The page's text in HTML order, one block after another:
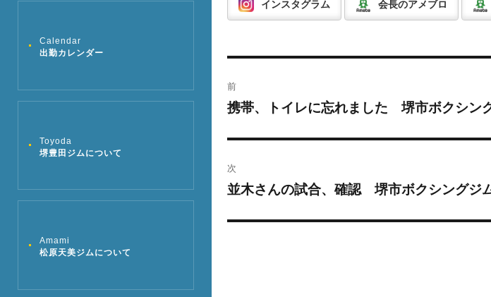
Calendar
出勤カレンダー
Toyoda
堺豊田ジムについて
Amami
松原天美ジムについて
インスタグラム 会長のアメブロ
稿
ナ
ビ
ゲ
ー
前
過
投
稿:
携帯、トイレに忘れました 堺市ボクシン
次
次
並木さんの試合、確認 堺市ボクシングジ